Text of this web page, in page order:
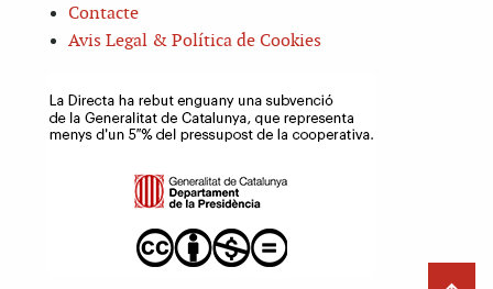
Contacte
Avis Legal & Política de Cookies